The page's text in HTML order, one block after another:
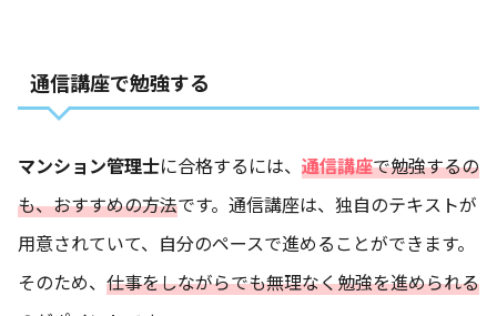
通信講座で勉強する
マンション管理士に合格するには、 通信講座で勉強するの
も、おすすめの方法です。通信講座は、独自のテキストが
用意されていて、自分のペースで進めることができます。
そのため、 仕事をしながらでも無理なく勉強を進められる